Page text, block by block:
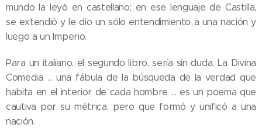
mundo la leyó en castellano; en ese lenguaje de Castilla,
se extendió y le dio un sólo entendimiento a una nación y
luego a un Imperio.
Para un italiano, el segundo libro, sería sin duda, La Divina
Comedia … una fábula de la búsqueda de la verdad que
habita en el interior de cada hombre … es un poema que
cautiva por su métrica, pero que formó y unificó a una
nación.